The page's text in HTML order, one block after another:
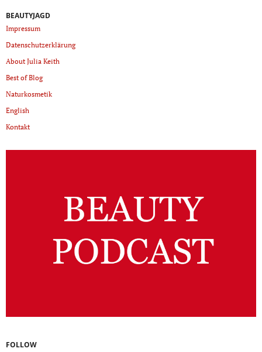
BEAUTYJAGD
Impressum
Datenschutzerklärung
About Julia Keith
Best of Blog
Naturkosmetik
English
Kontakt
FOLLOW